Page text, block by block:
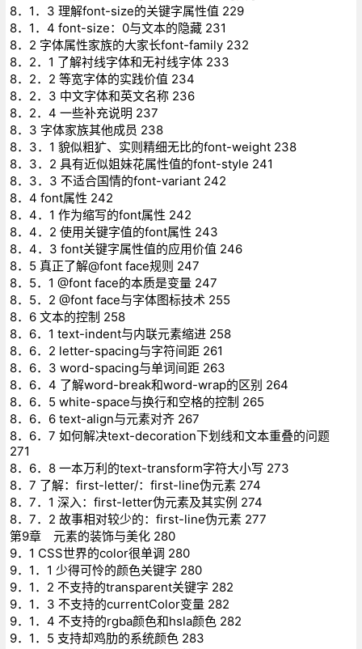
8．1．3 理解font-size的关键字属性值 229
8．1．4 font-size：0与文本的隐藏 231
8．2 字体属性家族的大家长font-family 232
8．2．1 了解衬线字体和无衬线字体 233
8．2．2 等宽字体的实践价值 234
8．2．3 中文字体和英文名称 236
8．2．4 一些补充说明 237
8．3 字体家族其他成员 238
8．3．1 貌似粗犷、实则精细无比的font-weight 238
8．3．2 具有近似姐妹花属性值的font-style 241
8．3．3 不适合国情的font-variant 242
8．4 font属性 242
8．4．1 作为缩写的font属性 242
8．4．2 使用关键字值的font属性 243
8．4．3 font关键字属性值的应用价值 246
8．5 真正了解@font face规则 247
8．5．1 @font face的本质是变量 247
8．5．2 @font face与字体图标技术 255
8．6 文本的控制 258
8．6．1 text-indent与内联元素缩进 258
8．6．2 letter-spacing与字符间距 261
8．6．3 word-spacing与单词间距 263
8．6．4 了解word-break和word-wrap的区别 264
8．6．5 white-space与换行和空格的控制 265
8．6．6 text-align与元素对齐 267
8．6．7 如何解决text-decoration下划线和文本重叠的问题
271
8．6．8 一本万利的text-transform字符大小写 273
8．7 了解：first-letter/：first-line伪元素 274
8．7．1 深入：first-letter伪元素及其实例 274
8．7．2 故事相对较少的：first-line伪元素 277
第9章 元素的装饰与美化 280
9．1 CSS世界的color很单调 280
9．1．1 少得可怜的颜色关键字 280
9．1．2 不支持的transparent关键字 282
9．1．3 不支持的currentColor变量 282
9．1．4 不支持的rgba颜色和hsla颜色 282
9．1．5 支持却鸡肋的系统颜色 283